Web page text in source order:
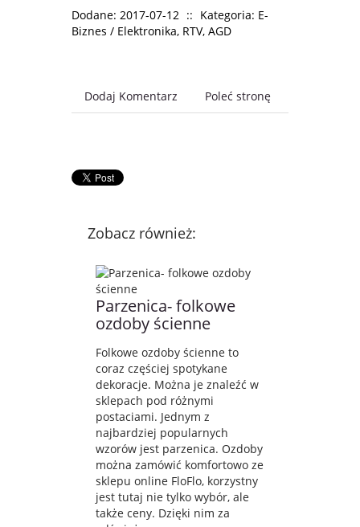
Dodane: 2017-07-12 :: Kategoria: E-
Biznes / Elektronika, RTV, AGD
Dodaj Komentarz Poleć stronę
Zobacz również:
Parzenica- folkowe
ozdoby ścienne
Folkowe ozdoby ścienne to
coraz częściej spotykane
dekoracje. Można je znaleźć w
sklepach pod różnymi
postaciami. Jednym z
najbardziej popularnych
wzorów jest parzenica. Ozdoby
można zamówić komfortowo ze
sklepu online FloFlo, korzystny
jest tutaj nie tylko wybór, ale
także ceny. Dzięki nim za